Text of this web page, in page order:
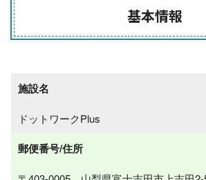
基本情報
施設名
ドットワークPlus
郵便番号/住所